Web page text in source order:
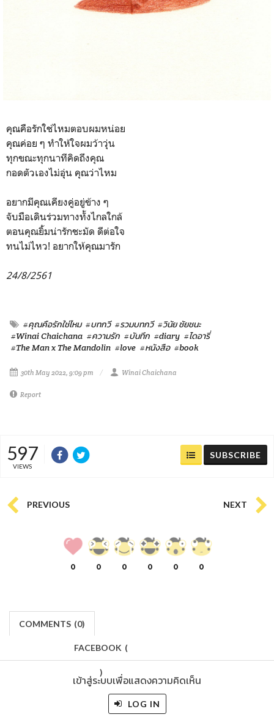
คุณคือรักใช่ไหมตอบผมหน่อย
คุณค่อย ๆ ทำให้ใจผมว้าวุ่น
ทุกขณะทุกนาทีคิดถึงคุณ
กอดตัวเองไม่อุ่น คุณว่าไหม
อยากมีคุณเคียงคู่อยู่ข้าง ๆ
จับมือเดินร่วมทางทั้งไกลใกล้
ตอนคุณยิ้มน่ารักชะมัด ดีต่อใจ
ทนไม่ไหว! อยากให้คุณมารัก
24/8/2561
#คุณคือรักใช่ไหม #บทกวี #รวมบทกวี #วินัย ชัยชนะ
#Winai Chaichana #ความรัก #บันทึก #diary #ไดอารี่
#The Man x The Mandolin #love #หนังสือ #book
30th May 2022, 9:09 pm Winai Chaichana
Report
597
VIEWS
SUBSCRIBE
PREVIOUS NEXT
0 0 0 0 0 0
COMMENTS (0)
FACEBOOK (
)
เข้าสู่ระบบเพื่อแสดงความคิดเห็น
LOG IN